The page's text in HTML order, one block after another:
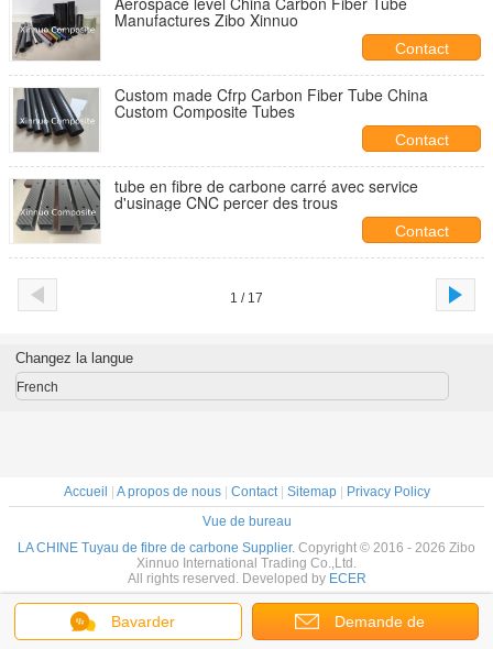
Manufactures Zibo Xinnuo
Contact
Custom made Cfrp Carbon Fiber Tube China
Custom Composite Tubes
Contact
tube en fibre de carbone carré avec service
d'usinage CNC percer des trous
Contact
1 / 17
Bavarder Demande de
Changez la langue
French
Accueil A propos de nous| Contact| Sitemap|
Privacy Policy
Vue de bureau
LA CHINE Tuyau de fibre de carbone Supplier. Copyright © 2016 - 2026 Zibo
Xinnuo International Trading Co.,Ltd.
All rights reserved. Developed by ECER